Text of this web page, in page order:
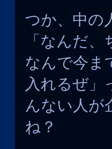
つか、中の
「なんだ
なんで今ま
入れるぜ」
んない人が
ね？